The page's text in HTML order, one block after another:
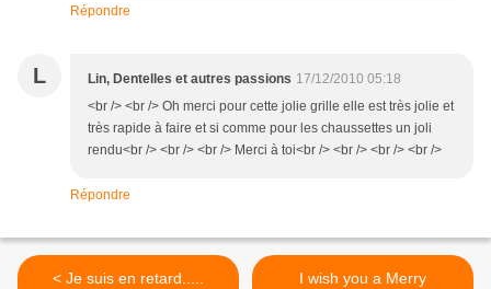
Répondre
L Lin, Dentelles et autres passions 17/12/2010 05:18
<br /> <br /> Oh merci pour cette jolie grille elle est très jolie et
très rapide à faire et si comme pour les chaussettes un joli
rendu<br /> <br /> <br /> Merci à toi<br /> <br /> <br /> <br />
Répondre
< Je suis en retard.....
I wish you a Merry